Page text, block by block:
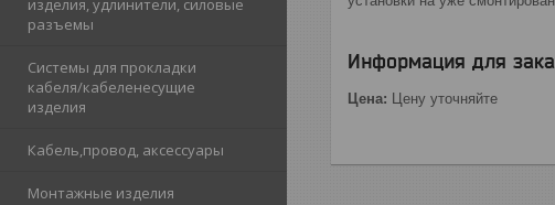
изделия, удлинители, силовые
разъемы
Системы для прокладки
кабеля/кабеленесущие
изделия
Кабель,провод, аксессуары
Монтажные изделия
Информация для
Цена: Цену уточняйте